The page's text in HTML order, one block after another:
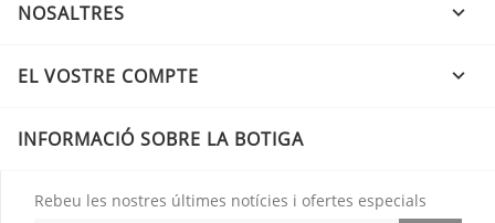
NOSALTRES 
EL VOSTRE COMPTE 
INFORMACIÓ SOBRE LA BOTIGA
Rebeu les nostres últimes notícies i ofertes especials